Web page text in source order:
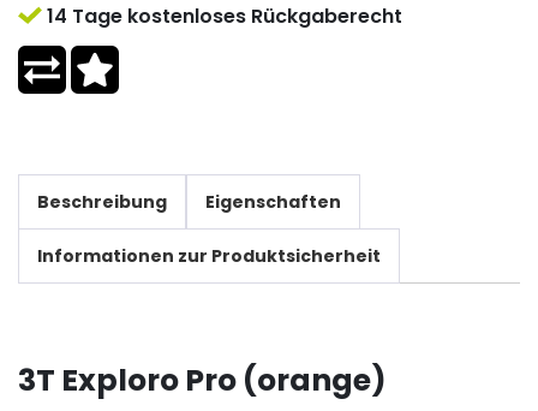
14 Tage kostenloses Rückgaberecht
Beschreibung Eigenschaften
Informationen zur Produktsicherheit
3T Exploro Pro (orange)